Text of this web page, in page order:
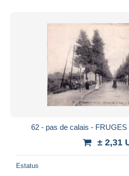
62 - pas de calais -
± 2,31
Estatus